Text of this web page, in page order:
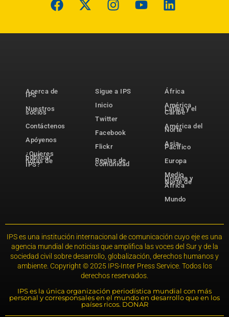
Acerca de
IPS
Nuestros
socios
Contáctenos
Apóyenos
¿Quieres
publicar
notas de
IPS?
Sigue a IPS
Inicio
Twitter
Facebook
Flickr
Reglas de
comunidad
África
América
Latina y el
Caribe
América del
Norte
Asia-
Pacífico
Europa
Medio
Oriente y
Norte de
África
Mundo
IPS es una institución internacional de comunicación cuyo eje es una
agencia mundial de noticias que amplifica las voces del Sur y de la
sociedad civil sobre desarrollo, globalización, derechos humanos y
ambiente. Copyright © 2025 IPS-Inter Press Service. Todos los
derechos reservados.
IPS es la única organización periodística mundial con más
personal y corresponsales en el mundo en desarrollo que en los
países ricos. DONAR